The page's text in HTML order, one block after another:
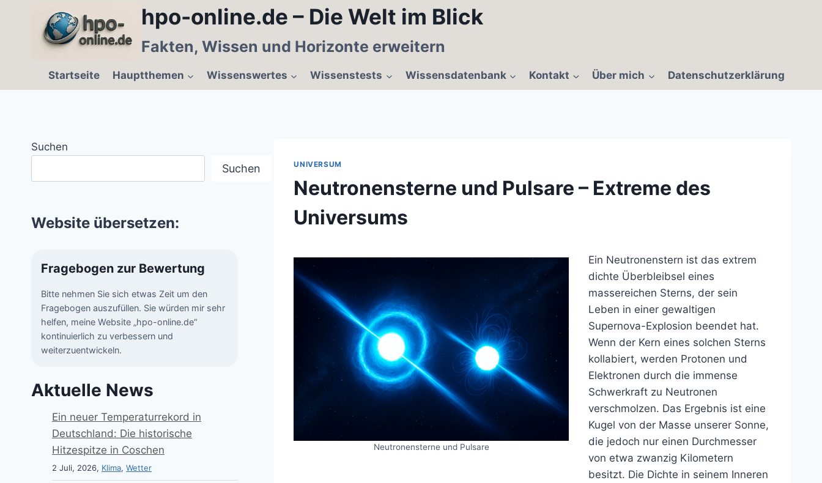
hpo-online.de – Die Welt im Blick
Fakten, Wissen und Horizonte erweitern
Startseite Hauptthemen Wissenswertes Wissenstests Wissensdatenbank Kontakt Über mich Datenschutzerklärung
UNIVERSUM
Neutronensterne und Pulsare – Extreme des
Universums
Neutronensterne und Pulsare
Ein Neutronenstern ist das extrem
dichte Überbleibsel eines
massereichen Sterns, der sein
Leben in einer gewaltigen
Supernova-Explosion beendet hat.
Wenn der Kern eines solchen Sterns
kollabiert, werden Protonen und
Elektronen durch die immense
Schwerkraft zu Neutronen
verschmolzen. Das Ergebnis ist eine
Kugel von der Masse unserer Sonne,
die jedoch nur einen Durchmesser
von etwa zwanzig Kilometern
besitzt. Die Dichte in seinem Inneren
Suchen
Suchen
Website übersetzen:
Fragebogen zur Bewertung
Bitte nehmen Sie sich etwas Zeit um den
Fragebogen auszufüllen. Sie würden mir sehr
helfen, meine Website „hpo-online.de“
kontinuierlich zu verbessern und
weiterzuentwickeln.
Aktuelle News
Ein neuer Temperaturrekord in
Deutschland: Die historische
Hitzespitze in Coschen
2 Juli, 2026, Klima, Wetter